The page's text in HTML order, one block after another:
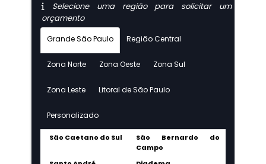
Selecione uma região para solicitar um
orçamento
Grande São Paulo Região Central
Zona Norte Zona Oeste Zona Sul
Zona Leste Litoral de São Paulo
Personalizado
São Caetano do Sul
São Bernardo do
Campo